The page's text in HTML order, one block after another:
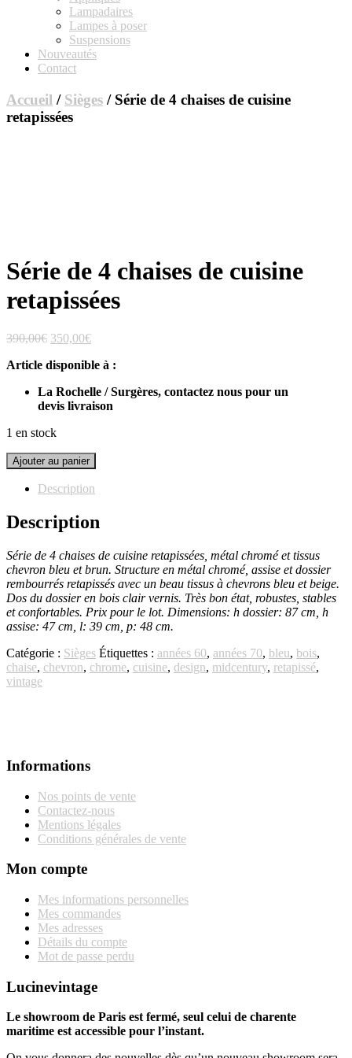
Lampadaires
Lampes à poser
Suspensions
Nouveautés
Contact
Accueil / Sièges / Série de 4 chaises de cuisine
retapissées
Série de 4 chaises de cuisine
retapissées
390,00€ Le
initial
390,00€.
350,00€Le
actuel
350,00€.
Article disponible à :
La Rochelle / Surgères, contactez nous pour un
devis livraison
1 en stock
quantité
de
Série
4
chaises de
retapissées
Ajouter au panier
Description
Description
Série de 4 chaises de cuisine retapissées, métal chromé et tissus
chevron bleu et brun. Structure en métal chromé, assise et dossier
rembourrés retapissés avec un beau tissus à chevrons bleu et beige.
Dos du dossier en bois clair vernis. Très bon état, robustes, stables
et confortables. Prix pour le lot. Dimensions: h dossier: 87 cm, h
assise: 47 cm, l: 39 cm, p: 48 cm.
Catégorie : Sièges Étiquettes : années 60, années 70, bleu, bois,
chaise, chevron, chrome, cuisine, design, midcentury, retapissé,
vintage
Informations
Nos points de vente
Contactez-nous
Mentions légales
Conditions générales de vente
Mon compte
Mes informations personnelles
Mes commandes
Mes adresses
Détails du compte
Mot de passe perdu
Lucinevintage
Le showroom de Paris est fermé, seul celui de charente
maritime est accessible pour l’instant.